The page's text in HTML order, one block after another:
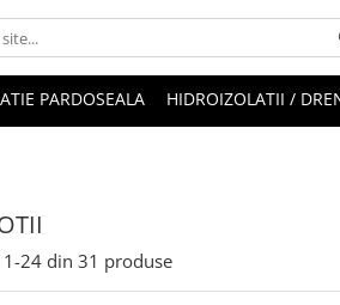
PARDOSEALA HIDROIZOLATII /
1-24 din 31 produse